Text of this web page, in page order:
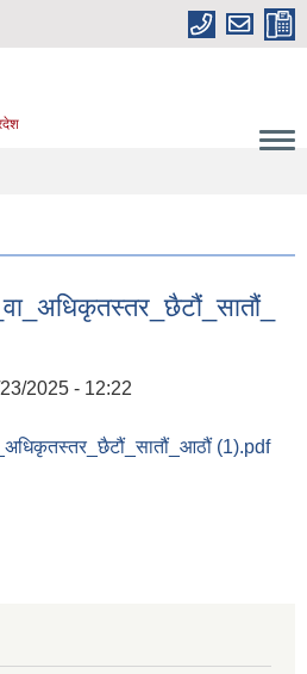
2025 - 12:22
(1).pdf